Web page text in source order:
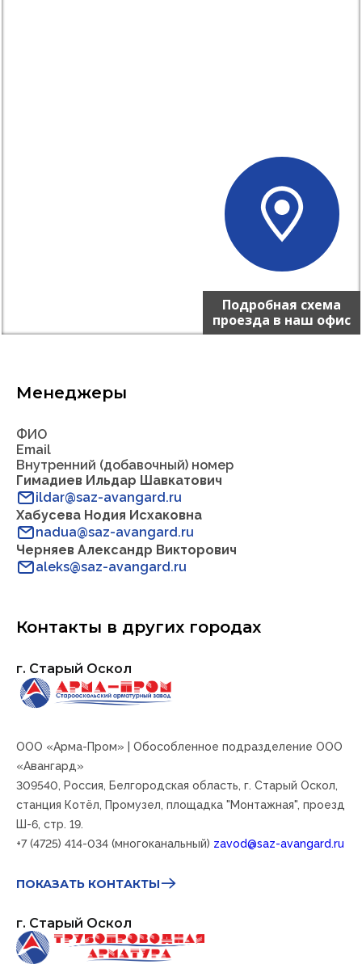
Подробная схема
проезда в наш офис
Менеджеры
ФИО
Email
Внутренний (добавочный) номер
Гимадиев Ильдар Шавкатович
ildar@saz-avangard.ru
Хабусева Нодия Исхаковна
nadua@saz-avangard.ru
Черняев Александр Викторович
aleks@saz-avangard.ru
Контакты в других городах
г. Старый Оскол
ООО «Арма-Пром» | Обособленное подразделение ООО
«Авангард»
309540, Россия, Белгородская область, г. Старый Оскол,
станция Котёл, Промузел, площадка "Монтажная", проезд
Ш-6, стр. 19.
+7 (4725) 414-034 (многоканальный) zavod@saz-avangard.ru
ПОКАЗАТЬ КОНТАКТЫ
г. Старый Оскол